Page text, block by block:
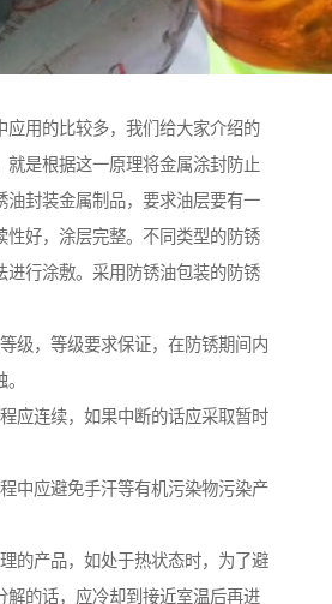
应用的比较多，我们给大家介绍的
就是根据这一原理将金属涂封防止
油封装金属制品，要求油层要有一
性好，涂层完整。不同类型的防锈
进行涂敷。采用防锈油包装的防锈
级，等级要求保证，在防锈期间内
应连续，如果中断的话应采取暂时
中应避免手汗等有机污染物污染产
的产品，如处于热状态时，为了避
解的话，应冷却到接近室温后再进